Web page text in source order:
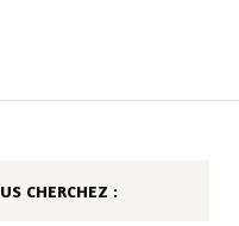
CHERCHEZ :